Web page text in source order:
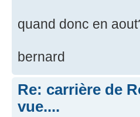
quand donc en
bernard
Re: carrière de
vue....